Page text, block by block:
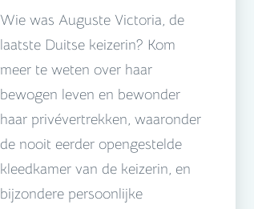
Wie was Auguste Victoria, de
laatste Duitse keizerin? Kom
meer te weten over haar
bewogen leven en bewonder
haar privévertrekken, waaronder
de nooit eerder opengestelde
kleedkamer van de keizerin, en
bijzondere persoonlijke